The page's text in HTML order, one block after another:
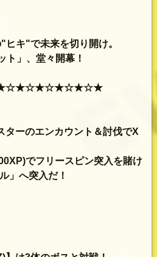
キ"で未来を切り開け。
ト」、堂々開幕！
ターのエンカウント＆討伐でX
でフリースピン突入を賭け
」へ突入だ！